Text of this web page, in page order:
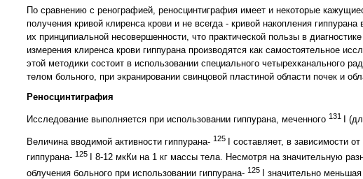
По сравнению с ренографией, реносцинтиграфия имеет и некоторые
получения кривой клиренса крови и не всегда - кривой накопления
их принципиальной несовершенности, что практической пользы в
измерения клиренса крови гиппурана производятся как самостоятельное
этой методики состоит в использовании специального четырехканального
телом больного, при экранировании свинцовой пластиной области почек и
Реносцинтиграфия
Исследование выполняется при использовании гиппурана, меченного 131 I
Величина вводимой активности гиппурана- 125 I составляет, в зависимости
гиппурана- 125
I 8-12 мкКи на 1 кг массы тела. Несмотря на значительную
облучения больного при использовании гиппуранa- 125 I значительно